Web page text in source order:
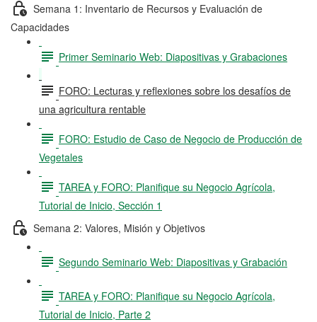
Semana 1: Inventario de Recursos y Evaluación de
Capacidades
Primer Seminario Web: Diapositivas y Grabaciones
FORO: Lecturas y reflexiones sobre los desafíos de
una agricultura rentable
FORO: Estudio de Caso de Negocio de Producción de
Vegetales
TAREA y FORO: Planifique su Negocio Agrícola,
Tutorial de Inicio, Sección 1
Semana 2: Valores, Misión y Objetivos
Segundo Seminario Web: Diapositivas y Grabación
TAREA y FORO: Planifique su Negocio Agrícola,
Tutorial de Inicio, Parte 2